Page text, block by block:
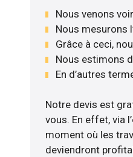
Nous venons
Nous mesurons
Grâce à ceci,
Nous estimons
En d’autres
Notre devis est
vous. En effet, via
moment où les
deviendront